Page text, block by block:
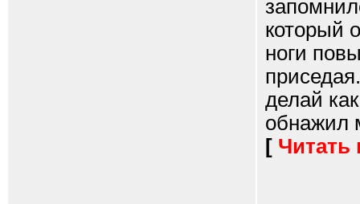
который
ноги
делай
обнажил
[ Читать